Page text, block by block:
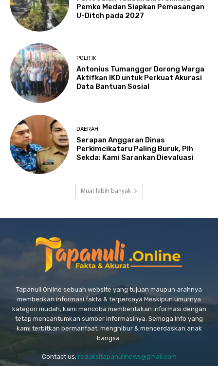
Pemko Medan Siapkan Pemasangan
U-Ditch pada 2027
POLITIK
Antonius Tumanggor Dorong Warga
Aktifkan IKD untuk Perkuat Akurasi
Data Bantuan Sosial
DAERAH
Serapan Anggaran Dinas
Perkimcikataru Paling Buruk, Plh
Sekda: Kami Sarankan Dievaluasi
Muat lebih banyak
Tapanuli Online sebuah website yang tujuan maupun arahnya
memberikan informasi fakta & terpercaya Meskipun umurnya
kategori mudah, kami mencoba memberitakan informasi dengan
tetap mencantumkan sumber informasinya. Semoga Info yang
kami terbitkan bermanfaat, menghibur & mencerdaskan anak
bangsa.
Contact us: redaksitapanulinews@gmail.com